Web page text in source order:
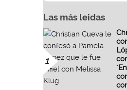
Las más leidas
1